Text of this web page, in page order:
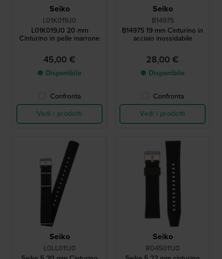
Seiko
L01K019J0
L01K019J0 20 mm
Cinturino in pelle marrone
45,00 €
● Disponibile
Confronta
Vedi i prodotti
Seiko
B1497S
B1497S 19 mm Cinturino in
acciaio inossidabile
28,00 €
● Disponibile
Confronta
Vedi i prodotti
Seiko
L0LL011J0
Seiko
R045011J0